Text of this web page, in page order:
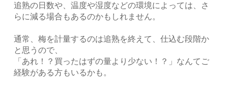
追熟の日数や、温度や湿度などの環境によっては、さ
らに減る場合もあるのかもしれません。
通常、梅を計量するのは追熟を終えて、仕込む段階か
と思うので、
「あれ！？買ったはずの量より少ない！？」なんてご
経験がある方もいるかも。